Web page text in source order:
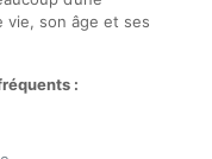
vie, son âge et ses
: